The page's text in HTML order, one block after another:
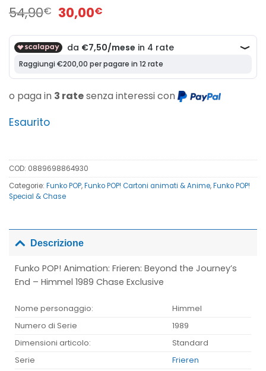
54,90€ Il
prezzo
originale
era:
54,90€.
30,00€
attuale
è:
30,00€.
o paga in 3 ratesenza interessi con
Esaurito
COD: 0889698864930
Categorie: Funko POP,Funko POP! Cartoni animati & Anime,Funko POP!
Special & Chase
Descrizione
Funko POP! Animation: Frieren: Beyond the Journey’s
End – Himmel 1989 Chase Exclusive
Nome personaggio:
Himmel
Numero di Serie
1989
Dimensioni articolo:
Standard
Serie
Frieren